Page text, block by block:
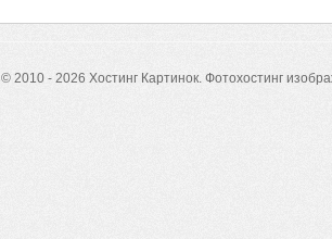
© 2010 - 2026 Хостинг Картинок. Фотохостинг